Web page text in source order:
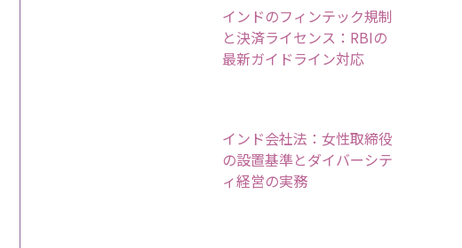
インドのフィンテック規制
と決済ライセンス：RBIの
最新ガイドライン対応
インド会社法：女性取締役
の設置基準とダイバーシテ
ィ経営の実務